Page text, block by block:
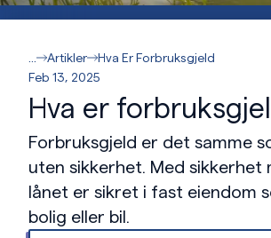
Artikler
Hva Er Forbruksgjeld
Feb 13, 2025
Hva er
Forbruksgjeld er det samme
uten sikkerhet. Med sikkerhet
lånet er sikret i fast eiendom
bolig eller bil.